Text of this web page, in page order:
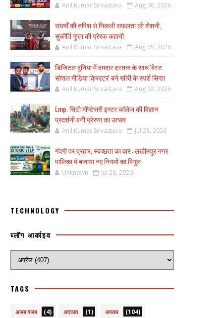
Anil Kumar Srivastava Aug 06, 2026
संघर्षों की तपिश से निकली सफलता की रोशनी,
सुकीर्ति गुप्ता की प्रेरक कहानी
Anil Kumar Srivastava Aug 05, 2026
डिजिटल दुनिया में दमदार दस्तक के साथ 'बेस्ट
सोशल मीडिया क्रिएटर' बने खीरी के स्पर्श सिन्हा
Anil Kumar Srivastava Aug 02, 2026
Lmp. सिटी मॉण्टेसरी इण्टर कॉलेज की विज्ञान
प्रदर्शनी बनी प्रेरणा का उत्सव
Anil Kumar Srivastava Jul 28, 2026
गंदगी पर प्रहार, स्वच्छता का वार : लखीमपुर नगर
पालिका में बजाया नए नियमों का बिगुल
Unknown Jul 28, 2026
TECHNOLOGY
ब्लॉग आर्काइव
TAGS
अजब गजब (4) अदालत (1) अपराध (104)